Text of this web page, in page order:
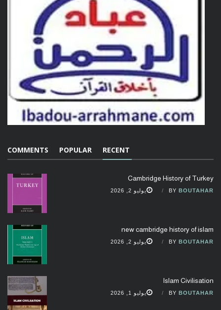
RECENT
POPULAR
COMMENTS
Cambridge History of Turkey
BY BOUTAHAR يوليو 2, 2026
new cambridge history of islam
BY BOUTAHAR يوليو 2, 2026
Islam Civilisation
BY BOUTAHAR يوليو 1, 2026